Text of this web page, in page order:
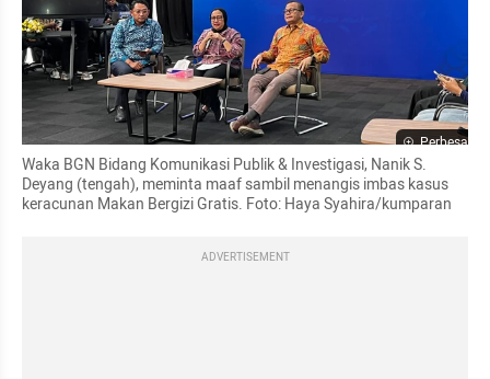
Perbesar
Waka BGN Bidang Komunikasi Publik & Investigasi, Nanik S.
Deyang (tengah), meminta maaf sambil menangis imbas kasus
keracunan Makan Bergizi Gratis. Foto: Haya Syahira/kumparan
ADVERTISEMENT